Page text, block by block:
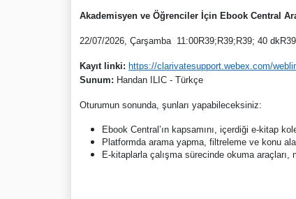
Akademisyen ve Öğrenciler İçin Ebook Central
22/07/2026, Çarşamba 11:00R39;R39;R39; 40 dk
Kayıt linki: https://clarivatesupport.webex.com/
Sunum: Handan ILIC - Türkçe
Oturumun sonunda, şunları yapabileceksiniz:
Ebook Central’ın kapsamını, içerdiği e-kitap
Platformda arama yapma, filtreleme ve konu
E-kitaplarla çalışma sürecinde okuma